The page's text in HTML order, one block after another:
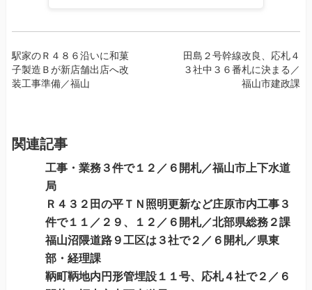
投
稿
ナ
ー
駅家のＲ４８６沿いに和菓
子製造Ｂが新店舗出店へ改
装工事準備／福山
田島２号幹線改良、応札４
３社中３６番札に決まる／
福山市建政課
関連記事
工事・業務３件で１２／６開札／福山市上下水道
局
Ｒ４３２田の平ＴＮ照明更新など庄原市内工事３
件で１１／２９、１２／６開札／北部県総務２課
福山沼隈道路９工区は３社で２／６開札／県東
部・経理課
鞆町鞆地内円形管埋設１１号、応札４社で２／６